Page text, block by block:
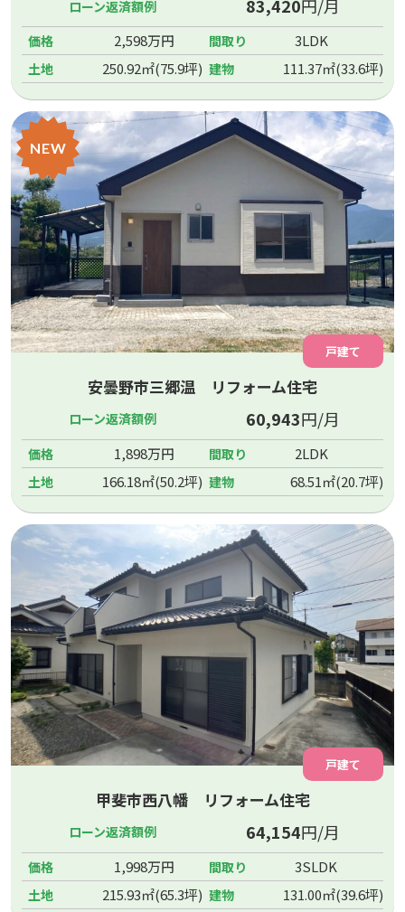
ローン返済額例 83,420円/月
価格 2,598万円 間取り 3LDK
土地 250.92㎡(75.9坪) 建物 111.37㎡(33.6坪)
NEW
戸建て
安曇野市三郷温 リフォーム住宅
ローン返済額例 60,943円/月
価格 1,898万円 間取り 2LDK
土地 166.18㎡(50.2坪) 建物 68.51㎡(20.7坪)
戸建て
甲斐市西八幡 リフォーム住宅
ローン返済額例 64,154円/月
価格 1,998万円 間取り 3SLDK
土地 215.93㎡(65.3坪) 建物 131.00㎡(39.6坪)